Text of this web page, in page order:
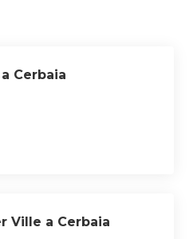
Cerbaia
Ville a Cerbaia